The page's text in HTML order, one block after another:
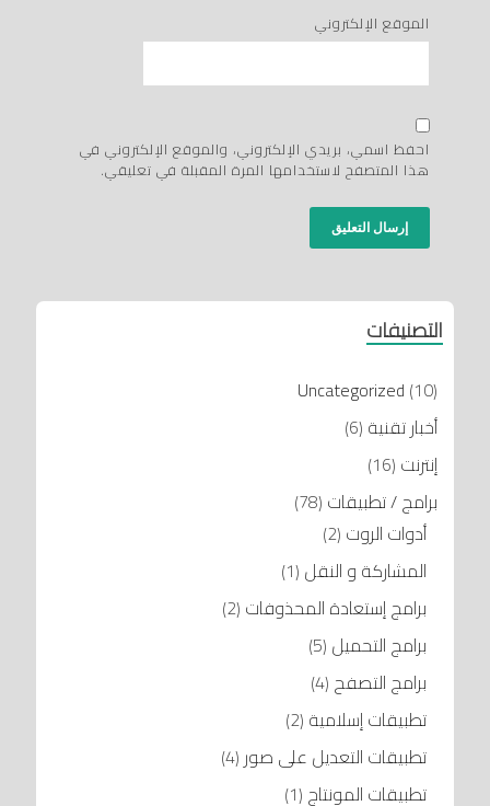
الموقع الإلكتروني
احفظ اسمي، بريدي الإلكتروني، والموقع الإلكتروني في
هذا المتصفح لاستخدامها المرة المقبلة في تعليقي.
التصنيفات
Uncategorized (10)
أخبار تقنية (6)
إنترنت (16)
برامج / تطبيقات (78)
أدوات الروت (2)
المشاركة و النقل (1)
برامج إستعادة المحذوفات (2)
برامج التحميل (5)
برامج التصفح (4)
تطبيقات إسلامية (2)
تطبيقات التعديل على صور (4)
تطبيقات المونتاج (1)